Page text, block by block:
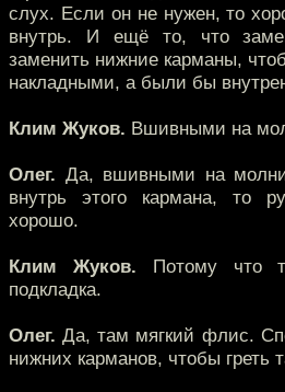
слух. Если он не нужен, то
внутрь. И ещё то, что
заменить нижние карманы,
накладными, а были бы
Клим Жуков. Вшивными на
Олег. Да, вшивными на
внутрь этого кармана, то
хорошо.
Клим Жуков. Потому что
подкладка.
Олег. Да, там мягкий флис.
нижних карманов, чтобы греть